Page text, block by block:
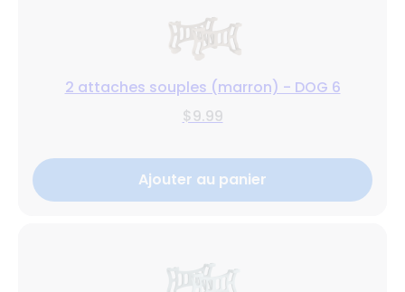
2 attaches souples (marron) - DOG 6
$9.99
Ajouter au panier